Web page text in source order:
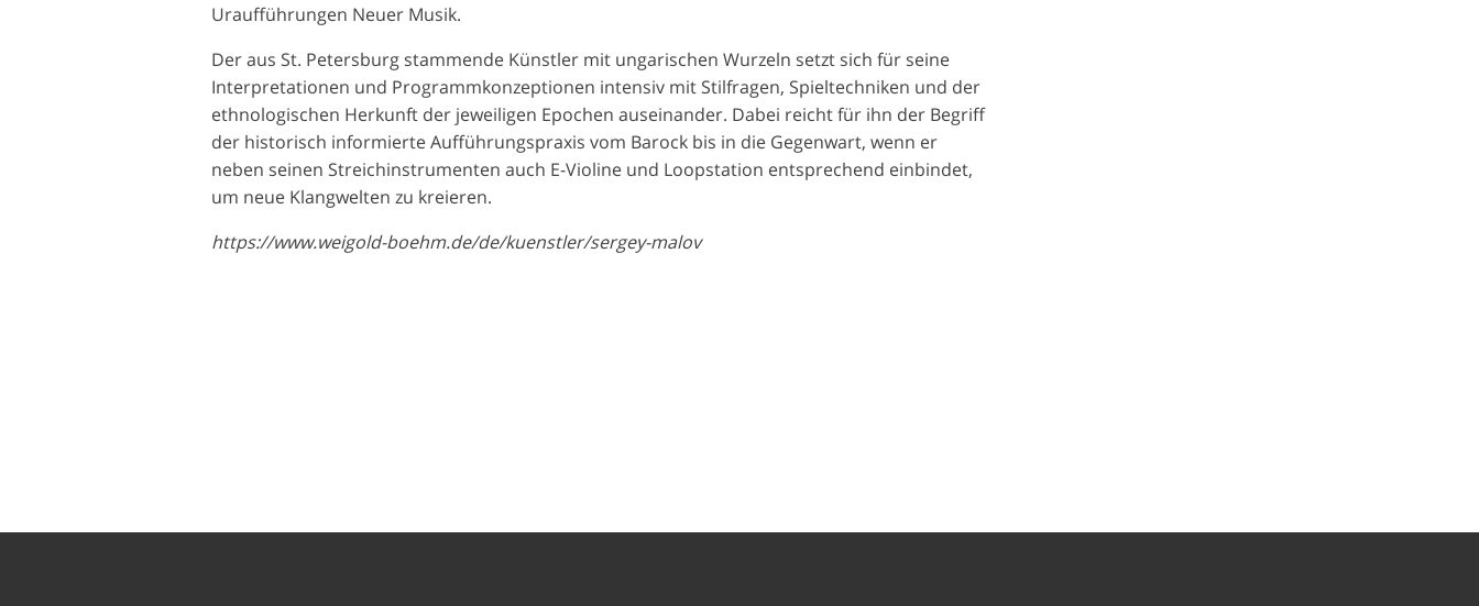
Uraufführungen Neuer Musik.
Der aus St. Petersburg stammende Künstler mit ungarischen Wurzeln setzt sich für seine
Interpretationen und Programmkonzeptionen intensiv mit Stilfragen, Spieltechniken und der
ethnologischen Herkunft der jeweiligen Epochen auseinander. Dabei reicht für ihn der Begriff
der historisch informierte Aufführungspraxis vom Barock bis in die Gegenwart, wenn er
neben seinen Streichinstrumenten auch E-Violine und Loopstation entsprechend einbindet,
um neue Klangwelten zu kreieren.
https://www.weigold-boehm.de/de/kuenstler/sergey-malov